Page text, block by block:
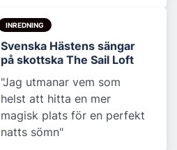
INREDNING
Svenska Hästens sängar
på skottska The Sail Loft
"Jag utmanar vem som
helst att hitta en mer
magisk plats för en perfekt
natts sömn"